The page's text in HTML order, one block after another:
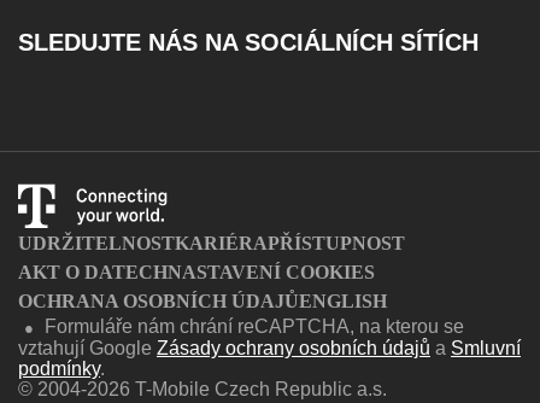
Katalog služeb
SLEDUJTE NÁS NA SOCIÁLNÍCH SÍTÍCH
UDRŽITELNOSTKARIÉRAPŘÍSTUPNOST
AKT O DATECHNASTAVENÍ COOKIES
OCHRANA OSOBNÍCH ÚDAJŮENGLISH
●
Formuláře nám chrání reCAPTCHA, na kterou se
vztahují Google Zásady ochrany osobních údajů a Smluvní
podmínky.
© 2004-2026 T-Mobile Czech Republic a.s.